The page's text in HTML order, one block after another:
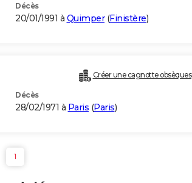
Décès
20/01/1991 à Quimper(Finistère)
Créer une cagnotte obsèques
Décès
28/02/1971 à Paris (Paris)
1